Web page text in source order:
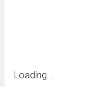
Loading...